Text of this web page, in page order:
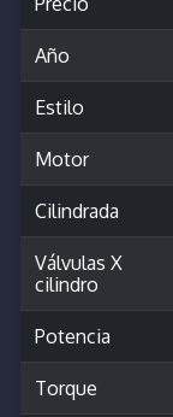
Año
Estilo
Motor
Cilindrada
Válvulas X
cilindro
Potencia
Torque